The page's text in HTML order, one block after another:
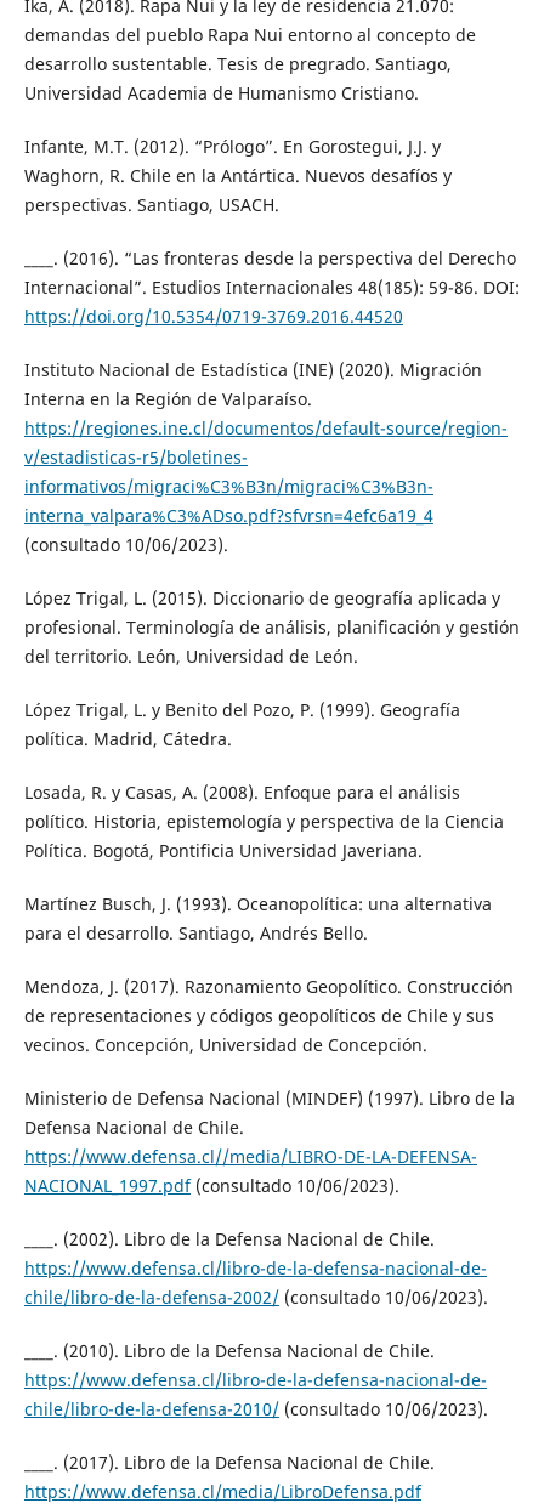
Ika, A. (2018). Rapa Nui y la ley de residencia 21.070:
demandas del pueblo Rapa Nui entorno al concepto de
desarrollo sustentable. Tesis de pregrado. Santiago,
Universidad Academia de Humanismo Cristiano.
Infante, M.T. (2012). “Prólogo”. En Gorostegui, J.J. y
Waghorn, R. Chile en la Antártica. Nuevos desafíos y
perspectivas. Santiago, USACH.
____. (2016). “Las fronteras desde la perspectiva del Derecho
Internacional”. Estudios Internacionales 48(185): 59-86. DOI:
https://doi.org/10.5354/0719-3769.2016.44520
Instituto Nacional de Estadística (INE) (2020). Migración
Interna en la Región de Valparaíso.
https://regiones.ine.cl/documentos/default-source/region-
v/estadisticas-r5/boletines-
informativos/migraci%C3%B3n/migraci%C3%B3n-
interna_valpara%C3%ADso.pdf?sfvrsn=4efc6a19_4
(consultado 10/06/2023).
López Trigal, L. (2015). Diccionario de geografía aplicada y
profesional. Terminología de análisis, planificación y gestión
del territorio. León, Universidad de León.
López Trigal, L. y Benito del Pozo, P. (1999). Geografía
política. Madrid, Cátedra.
Losada, R. y Casas, A. (2008). Enfoque para el análisis
político. Historia, epistemología y perspectiva de la Ciencia
Política. Bogotá, Pontificia Universidad Javeriana.
Martínez Busch, J. (1993). Oceanopolítica: una alternativa
para el desarrollo. Santiago, Andrés Bello.
Mendoza, J. (2017). Razonamiento Geopolítico. Construcción
de representaciones y códigos geopolíticos de Chile y sus
vecinos. Concepción, Universidad de Concepción.
Ministerio de Defensa Nacional (MINDEF) (1997). Libro de la
Defensa Nacional de Chile.
https://www.defensa.cl//media/LIBRO-DE-LA-DEFENSA-
NACIONAL_1997.pdf(consultado 10/06/2023).
____. (2002). Libro de la Defensa Nacional de Chile.
https://www.defensa.cl/libro-de-la-defensa-nacional-de-
chile/libro-de-la-defensa-2002/(consultado 10/06/2023).
____. (2010). Libro de la Defensa Nacional de Chile.
https://www.defensa.cl/libro-de-la-defensa-nacional-de-
chile/libro-de-la-defensa-2010/(consultado 10/06/2023).
____. (2017). Libro de la Defensa Nacional de Chile.
https://www.defensa.cl/media/LibroDefensa.pdf